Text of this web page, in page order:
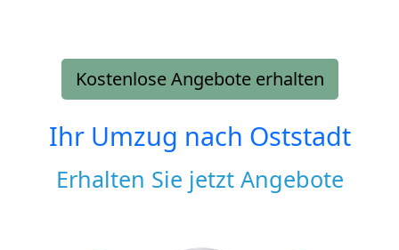
Kostenlose Angebote erhalten
Ihr Umzug nach Oststadt
Erhalten Sie jetzt Angebote